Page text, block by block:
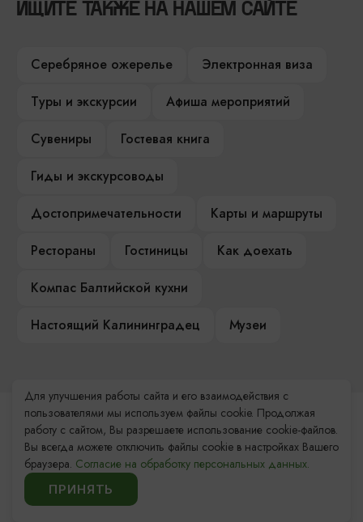
ИЩИТЕ ТАКЖЕ НА НАШЕМ САЙТЕ
Серебряное ожерелье
Электронная виза
Туры и экскурсии
Афиша мероприятий
Сувениры
Гостевая книга
Гиды и экскурсоводы
Достопримечательности
Карты и маршруты
Рестораны
Гостиницы
Как доехать
Компас Балтийской кухни
Настоящий Калининградец
Музеи
Контакты Туристского
информационного центра
+7 (4012) 555-200
Для улучшения работы сайта и его взаимодействия с
пользователями мы используем файлы cookie. Продолжая
работу с сайтом, Вы разрешаете использование cookie-файлов.
Вы всегда можете отключить файлы cookie в настройках Вашего
браузера. Согласие на обработку персональных данных.
ПРИНЯТЬ